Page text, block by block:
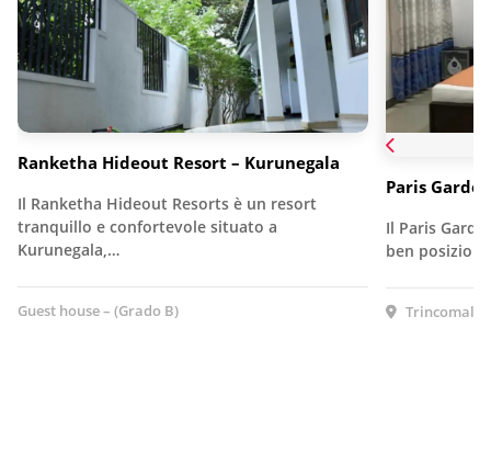
Ranketha Hideout Resort – Kurunegala
Il Ranketha Hideout Resorts è un resort
tranquillo e confortevole situato a
Kurunegala,…
Guest house – (Grado B)
Paris
Il Paris
ben